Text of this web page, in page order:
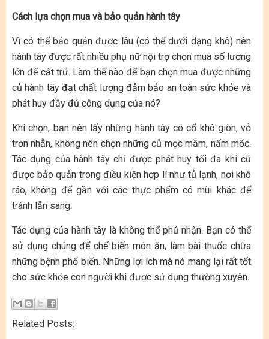
Cách lựa chọn mua và bảo quản hành tây
Vì có thể bảo quản được lâu (có thể dưới dạng khô) nên
hành tây được rất nhiều phụ nữ nội trợ chọn mua số lượng
lớn để cất trữ. Làm thế nào để bạn chọn mua được những
củ hành tây đạt chất lượng đảm bảo an toàn sức khỏe và
phát huy đầy đủ công dụng của nó?
Khi chọn, bạn nên lấy những hành tây có cổ khô giòn, vỏ
trơn nhẵn, không nên chọn những củ mọc mầm, nấm mốc.
Tác dụng của hành tây chỉ được phát huy tối đa khi củ
được bảo quản trong điều kiện hợp lí như tủ lạnh, nơi khô
ráo, không để gần với các thực phẩm có mùi khác để
tránh lẫn sang.
Tác dụng của hành tây là không thể phủ nhận. Bạn có thể
sử dụng chúng để chế biến món ăn, làm bài thuốc chữa
những bệnh phổ biến. Những lợi ích mà nó mang lại rất tốt
cho sức khỏe con người khi được sử dụng thường xuyên.
Related Posts: